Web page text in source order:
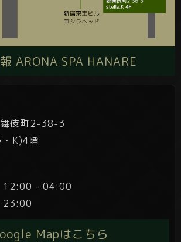
ARONA SPA HANARE
伎町2-38-3
K)4階
12:00 - 04:00
23:00
Mapはこちら